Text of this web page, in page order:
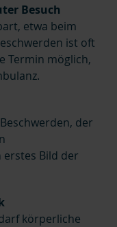
Besuch
etwa beim
ist oft
Termin möglich,
der
Bild der
körperliche